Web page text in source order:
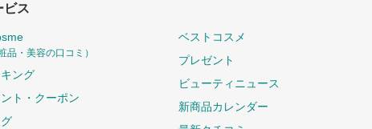
ビス
品・美容の口コミ）
ング
ト・クーポン
ベストコスメ
プレゼント
ビューティニュース
新商品カレンダー